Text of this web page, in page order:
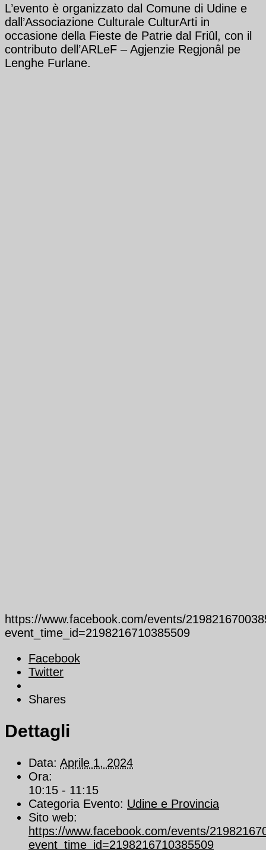
L’evento è organizzato dal Comune di Udine e
dall’Associazione Culturale CulturArti in
occasione della Fieste de Patrie dal Friûl, con il
contributo dell’ARLeF – Agjenzie Regjonâl pe
Lenghe Furlane.
https://www.facebook.com/events/
event_time_id=2198216710385509
Facebook
Twitter
Shares
Dettagli
Data: Aprile 1, 2024
Ora:
10:15 - 11:15
Categoria Evento: Udine e Provincia
Sito web:
https://www.facebook.com/events/
event_time_id=2198216710385509